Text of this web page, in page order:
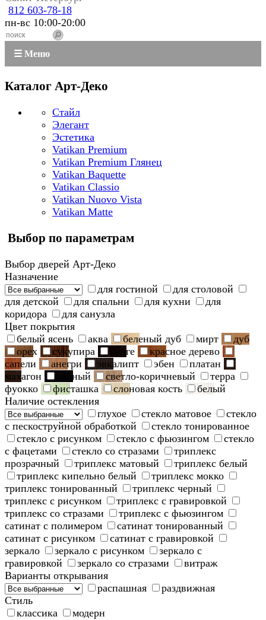
812 603-78-18
пн-вс 10:00-20:00
☰ Меню
Каталог Арт-Деко
Стайл
Элегант
Эстетика
Vatikan Premium
Vatikan Premium Глянец
Vatikan Baquette
Vatikan Classio
Vatikan Nuovo Vista
Vatikan Matte
Выбор по параметрам
Выбор дверей Арт-Деко
Назначение
для гостиной
для столовой
для детской
для спальни для кухни
для
коридора
для санузла
Цвет покрытия
белый ясень
аква беленый дуб мирт
дуб
орех
сукупира венге
красное дерево
сапели
анегри эвкалипт эбен
платан
махагон
черный светло-коричневый
терра
фуокко
фисташка слоновая кость
белый
Наличие остекления
глухое
стекло матовое
стекло
с пескоструйной обработкой
стекло тонированное
стекло с рисунком
стекло с фьюзингом
стекло
с фацетами
стекло со стразами
триплекс
прозрачный
триплекс матовый
триплекс белый
триплекс кипельно белый
триплекс мокко
триплекс тонированный
триплекс черный
триплекс с рисунком
триплекс с гравировкой
триплекс со стразами
триплекс с фьюзингом
сатинат с полимером
сатинат тонированный
сатинат с рисунком
сатинат с гравировкой
зеркало
зеркало с рисунком
зеркало с
гравировкой
зеркало со стразами
витраж
Варианты открывания
распашная
раздвижная
Стиль
классика
модерн